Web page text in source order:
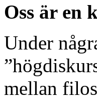
Oss är en
Under
mellan